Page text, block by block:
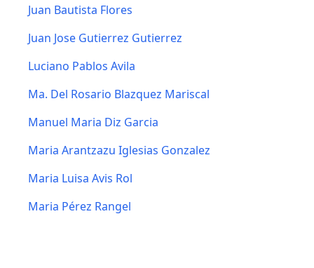
Juan Bautista Flores
Juan Jose Gutierrez Gutierrez
Luciano Pablos Avila
Ma. Del Rosario Blazquez Mariscal
Manuel Maria Diz Garcia
Maria Arantzazu Iglesias Gonzalez
Maria Luisa Avis Rol
Maria Pérez Rangel